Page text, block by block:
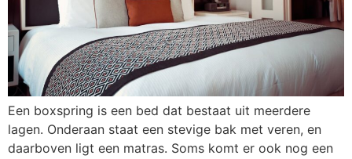
Een boxspring is een bed dat bestaat uit meerdere
lagen. Onderaan staat een stevige bak met veren, en
daarboven ligt een matras. Soms komt er ook nog een